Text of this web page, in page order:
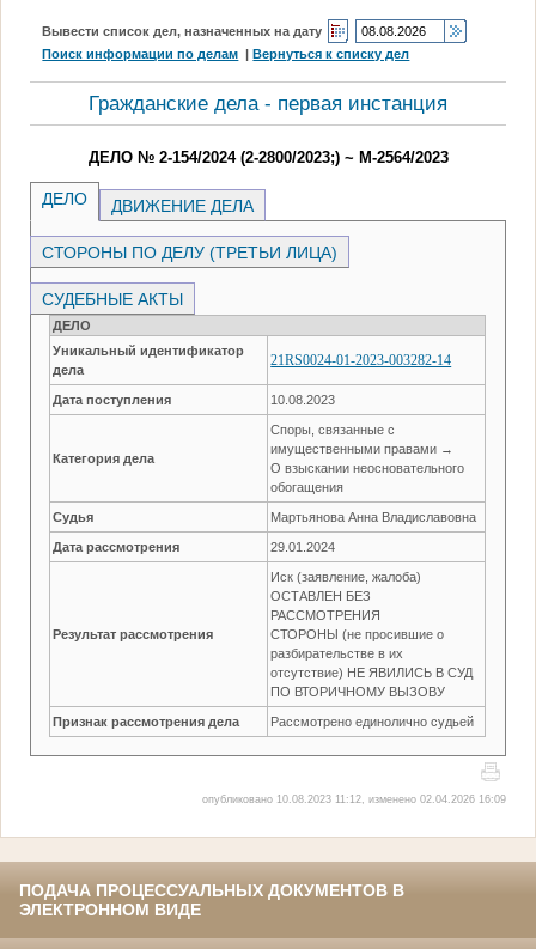
Вывести список дел, назначенных на дату
Поиск информации по делам |Вернуться к списку дел
Гражданские дела - первая инстанция
ДЕЛО № 2-154/2024 (2-2800/2023;) ~ М-2564/2023
ДЕЛО ДВИЖЕНИЕ ДЕЛА
СТОРОНЫ ПО ДЕЛУ (ТРЕТЬИ ЛИЦА)
СУДЕБНЫЕ АКТЫ
ДЕЛО
Уникальный идентификатор
дела
21RS0024-01-2023-003282-14
Дата поступления 10.08.2023
Категория дела
Споры, связанные с
имущественными правами →
О взыскании неосновательного
обогащения
Судья Мартьянова Анна Владиславовна
Дата рассмотрения 29.01.2024
Результат рассмотрения
Иск (заявление, жалоба)
ОСТАВЛЕН БЕЗ
РАССМОТРЕНИЯ
СТОРОНЫ (не просившие о
разбирательстве в их
отсутствие) НЕ ЯВИЛИСЬ В СУД
ПО ВТОРИЧНОМУ ВЫЗОВУ
Признак рассмотрения дела Рассмотрено единолично судьей
опубликовано 10.08.2023 11:12, изменено 02.04.2026 16:09
ПОДАЧА ПРОЦЕССУАЛЬНЫХ ДОКУМЕНТОВ В
ЭЛЕКТРОННОМ ВИДЕ